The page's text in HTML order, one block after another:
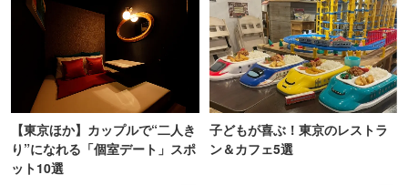
【東京ほか】カップルで“二人き
り”になれる「個室デート」スポ
ット10選
子どもが喜ぶ！東京のレストラ
ン＆カフェ5選